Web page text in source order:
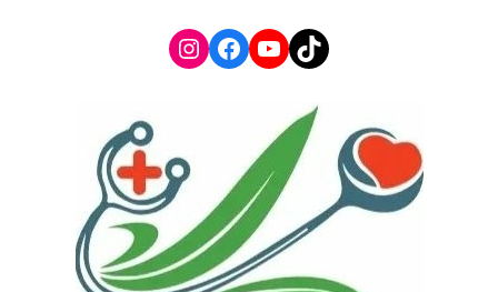
Instagram
Facebook
YouTube
TikTok